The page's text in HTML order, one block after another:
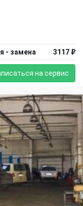
- замена 3117 ₽
на сервис